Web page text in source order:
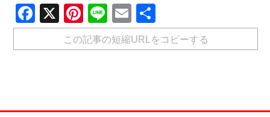
Facebook
X Pinterest
LineEmail
有
この記事の短縮URLをコピーする